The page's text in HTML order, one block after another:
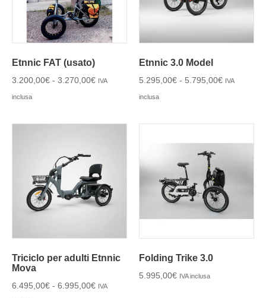
Etnnic FAT (usato)
3.200,00€ - 3.270,00€ IVA
inclusa
Etnnic 3.0 Model
5.295,00€ - 5.795,00€ IVA
inclusa
Triciclo per adulti Etnnic
Mova
6.495,00€ - 6.995,00€ IVA
Folding Trike 3.0
5.995,00€ IVA inclusa